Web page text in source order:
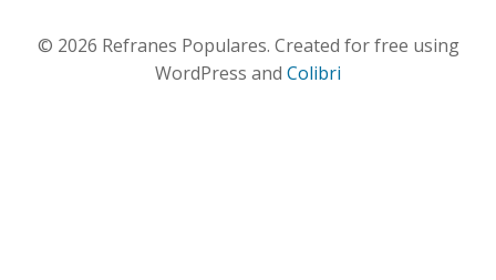
© 2026 Refranes Populares. Created for free using
WordPress and Colibri